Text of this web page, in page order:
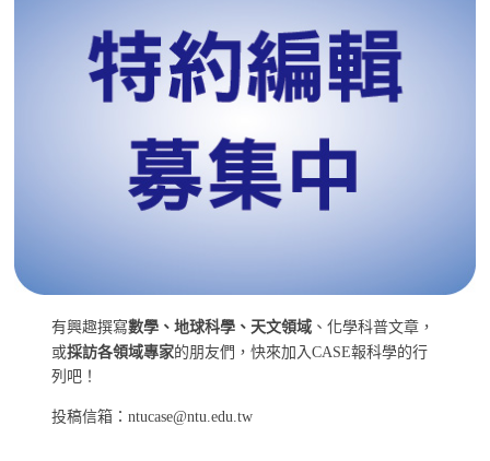
有興趣撰寫數學、地球科學、天文領域 、化學科普文章，
或採訪各領域專家的朋友們，快來加入CASE報科學的行
列吧！
投稿信箱：ntucase@ntu.edu.tw